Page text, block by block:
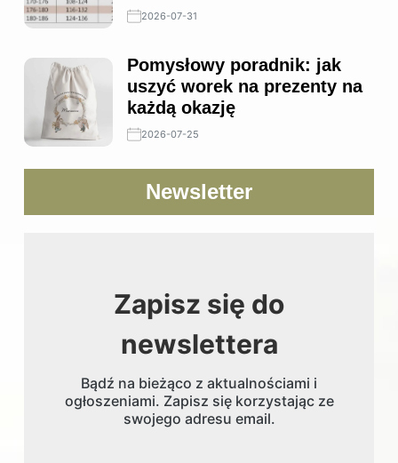
2026-07-31
Pomysłowy poradnik: jak
uszyć worek na prezenty na
każdą okazję
2026-07-25
Newsletter
Zapisz się do
newslettera
Bądź na bieżąco z aktualnościami i
ogłoszeniami. Zapisz się korzystając ze
swojego adresu email.